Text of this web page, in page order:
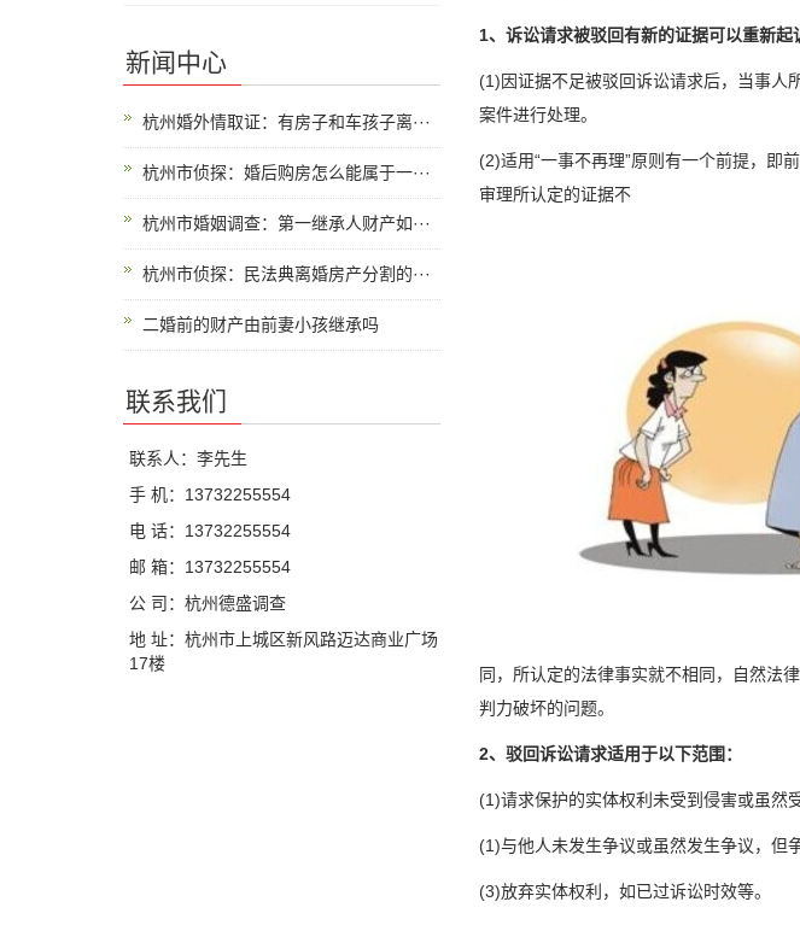
1、诉讼请求被驳回有新的证据可以重新起
(1)因证据不足被驳回诉讼请求后，当事人
案件进行处理。
(2)适用“一事不再理”原则有一个前提，即
审理所认定的证据不
同，所认定的法律事实就不相同，自然法
判力破坏的问题。
2、驳回诉讼请求适用于以下范围：
(1)请求保护的实体权利未受到侵害或虽然
(1)与他人未发生争议或虽然发生争议，但
(3)放弃实体权利，如已过诉讼时效等。
新闻中心
杭州婚外情取证：有房子和车孩子离···
杭州市侦探：婚后购房怎么能属于一···
杭州市婚姻调查：第一继承人财产如···
杭州市侦探：民法典离婚房产分割的···
二婚前的财产由前妻小孩继承吗
联系我们
联系人：李先生
手 机：13732255554
电 话：13732255554
邮 箱：13732255554
公 司：杭州德盛调查
地 址：杭州市上城区新风路迈达商业广场
17楼